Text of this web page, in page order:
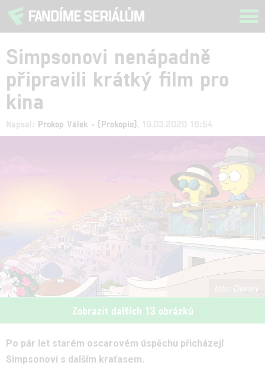
Simpsonovi nenápadně
připravili krátký film pro
kina
Napsal: Prokop Válek - (Prokopio) , 19.03.2020 16:54
Disney
Zobrazit dalších 13 obrázků
Po pár let starém oscarovém úspěchu přicházejí
Simpsonovi s dalším kraťasem.